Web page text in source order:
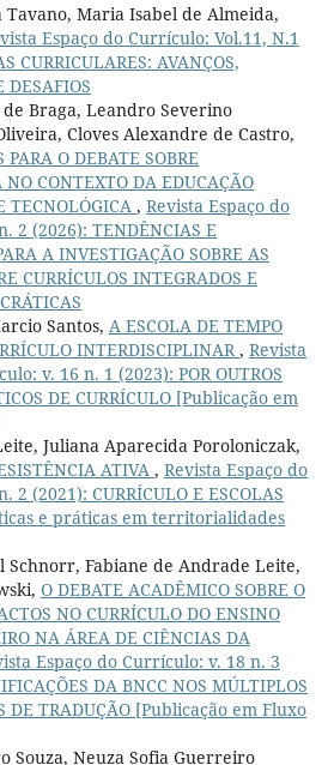
Maria Isabel de Almeida,
Espaço do Currículo: Vol.11, N.1
CURRICULARES: AVANÇOS,
DESAFIOS
de Braga, Leandro Severino
Cloves Alexandre de Castro,
PARA O DEBATE SOBRE
NO CONTEXTO DA EDUCAÇÃO
TECNOLÓGICA , Revista Espaço do
2 (2026): TENDÊNCIAS E
A INVESTIGAÇÃO SOBRE AS
CURRÍCULOS INTEGRADOS E
Santos, A ESCOLA DE TEMPO
INTERDISCIPLINAR , Revista
v. 16 n. 1 (2023): POR OUTROS
DE CURRÍCULO [Publicação em
Juliana Aparecida Poroloniczak,
ATIVA , Revista Espaço do
2 (2021): CURRÍCULO E ESCOLAS
e práticas em territorialidades
Schnorr, Fabiane de Andrade Leite,
O DEBATE ACADÊMICO SOBRE O
NO CURRÍCULO DO ENSINO
NA ÁREA DE CIÊNCIAS DA
Espaço do Currículo: v. 18 n. 3
DA BNCC NOS MÚLTIPLOS
DE TRADUÇÃO [Publicação em Fluxo
Souza, Neuza Sofia Guerreiro